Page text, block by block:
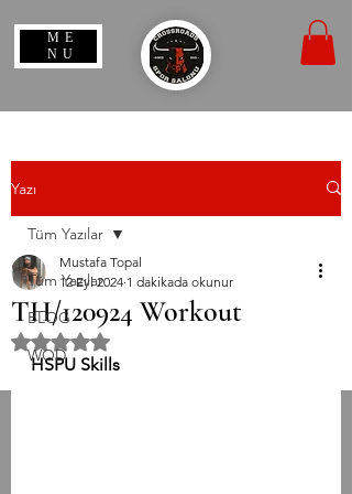
ME
NU
Yazı
Tüm Yazılar
BLOG
WOD
Tüm Yazılar
TH/120924 Workout
Mustafa Topal
12 Eyl 2024 1 dakikada okunur
5 üzerinden NaN yıldız
HSPU Skills